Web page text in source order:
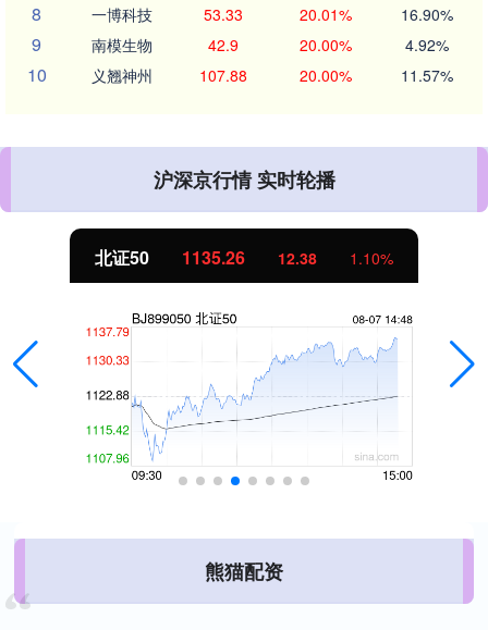
8 一博科技 53.33 20.01% 16.90%
9 南模生物 42.9 20.00% 4.92%
10 义翘神州 107.88 20.00% 11.57%
沪深京行情 实时轮播
北证50 1135.26 12.38 1.10%
熊猫配资